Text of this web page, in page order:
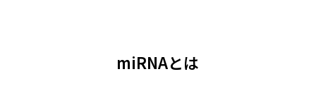
miRNAとは